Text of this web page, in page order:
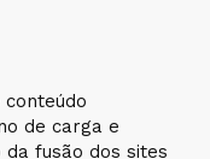
de carga e
fusão dos sites